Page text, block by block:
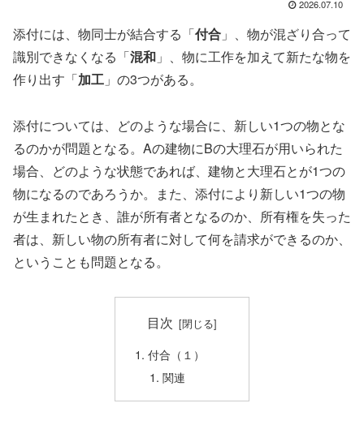
2026.07.10
添付には、物同士が結合する「付合 」、物が混ざり合って
識別できなくなる「混和 」、物に工作を加えて新たな物を
作り出す「加工 」の3つがある。
添付については、どのような場合に、新しい1つの物とな
るのかが問題となる。Aの建物にBの大理石が用いられた
場合、どのような状態であれば、建物と大理石とが1つの
物になるのであろうか。また、添付により新しい1つの物
が生まれたとき、誰が所有者となるのか、所有権を失った
者は、新しい物の所有者に対して何を請求ができるのか、
ということも問題となる。
目次
付合（１）
関連